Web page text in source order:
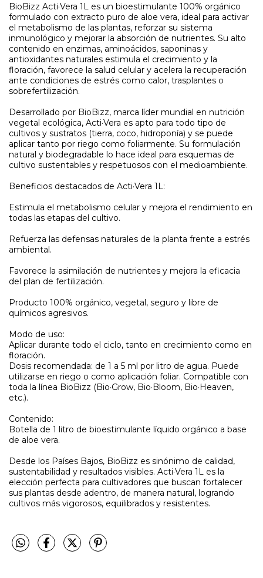
BioBizz Acti·Vera 1L es un bioestimulante 100% orgánico
formulado con extracto puro de aloe vera, ideal para activar
el metabolismo de las plantas, reforzar su sistema
inmunológico y mejorar la absorción de nutrientes. Su alto
contenido en enzimas, aminoácidos, saponinas y
antioxidantes naturales estimula el crecimiento y la
floración, favorece la salud celular y acelera la recuperación
ante condiciones de estrés como calor, trasplantes o
sobrefertilización.
Desarrollado por BioBizz, marca líder mundial en nutrición
vegetal ecológica, Acti·Vera es apto para todo tipo de
cultivos y sustratos (tierra, coco, hidroponía) y se puede
aplicar tanto por riego como foliarmente. Su formulación
natural y biodegradable lo hace ideal para esquemas de
cultivo sustentables y respetuosos con el medioambiente.
Beneficios destacados de Acti·Vera 1L:
Estimula el metabolismo celular y mejora el rendimiento en
todas las etapas del cultivo.
Refuerza las defensas naturales de la planta frente a estrés
ambiental.
Favorece la asimilación de nutrientes y mejora la eficacia
del plan de fertilización.
Producto 100% orgánico, vegetal, seguro y libre de
químicos agresivos.
Modo de uso:
Aplicar durante todo el ciclo, tanto en crecimiento como en
floración.
Dosis recomendada: de 1 a 5 ml por litro de agua. Puede
utilizarse en riego o como aplicación foliar. Compatible con
toda la línea BioBizz (Bio·Grow, Bio·Bloom, Bio·Heaven,
etc.).
Contenido:
Botella de 1 litro de bioestimulante líquido orgánico a base
de aloe vera.
Desde los Países Bajos, BioBizz es sinónimo de calidad,
sustentabilidad y resultados visibles. Acti·Vera 1L es la
elección perfecta para cultivadores que buscan fortalecer
sus plantas desde adentro, de manera natural, logrando
cultivos más vigorosos, equilibrados y resistentes.